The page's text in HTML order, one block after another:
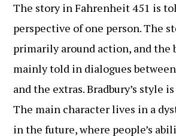
The story in Fahrenheit 451 is
perspective of one person. The
primarily around action, and the
mainly told in dialogues
and the extras. Bradbury’s style
The main character lives in a
in the future, where people’s